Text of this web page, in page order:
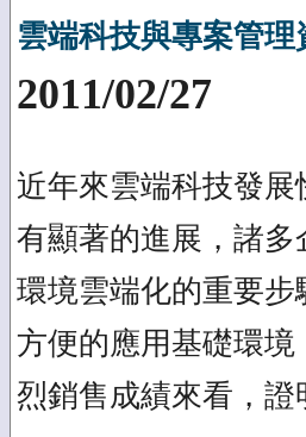
雲端科技與專案管
2011/02/27
近年來雲端科技發
有顯著的進展，諸
環境雲端化的重要
方便的應用基礎環境
烈銷售成績來看，